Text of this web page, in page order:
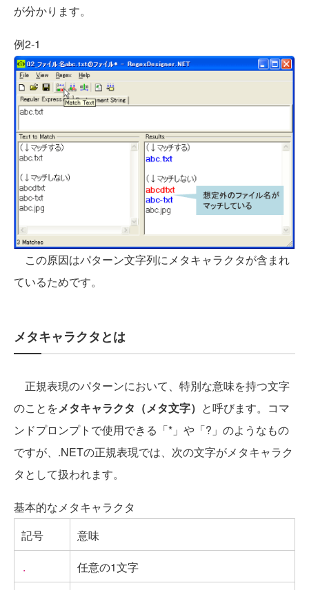
が分かります。
例2-1
この原因はパターン文字列にメタキャラクタが含まれ
ているためです。
メタキャラクタとは
正規表現のパターンにおいて、特別な意味を持つ文字
のことをメタキャラクタ（メタ文字） と呼びます。コマ
ンドプロンプトで使用できる「*」や「?」のようなもの
ですが、.NETの正規表現では、次の文字がメタキャラク
タとして扱われます。
基本的なメタキャラクタ
記号
意味
. 任意の1文字